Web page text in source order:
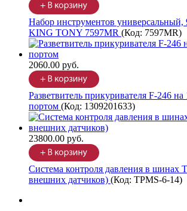
Набор инструментов универсальный,
KING TONY 7597MR (Код: 7597MR)
2060.00 руб.
Разветвитель прикуривателя F-246
портом (Код: 1309201633)
23800.00 руб.
Система контроля давления в шинах
внешних датчиков) (Код: TPMS-6-14)